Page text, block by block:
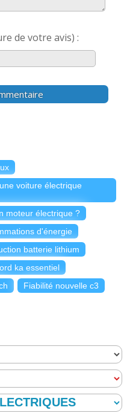
de votre avis) :
voiture électrique
moteur électrique ?
d'énergie
batterie lithium
ka essentiel
Fiabilité nouvelle c3